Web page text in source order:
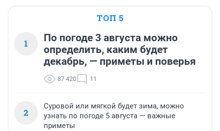
ТОП 5
1
По погоде 3 августа можно
определить, каким будет
декабрь, — приметы и поверья
87 420 11
2
Суровой или мягкой будет зима, можно
узнать по погоде 5 августа — важные
приметы